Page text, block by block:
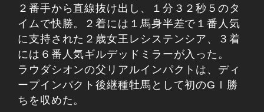
２番手から直線抜け出し、１分３２秒５のタ
イムで快勝。２着には１馬身半差で１番人気
に支持された２歳女王レシステンシア、３着
には６番人気ギルデッドミラーが入った。
ラウダシオンの父リアルインパクトは、ディ
ープインパクト後継種牡馬として初のGⅠ勝
ちを収めた。